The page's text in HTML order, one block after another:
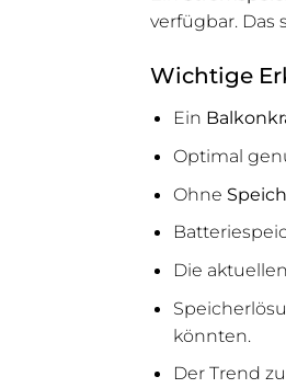
verfügbar. Das
Wichtige
Ein
Optimal
Ohne
Die
könnten.
Der Trend